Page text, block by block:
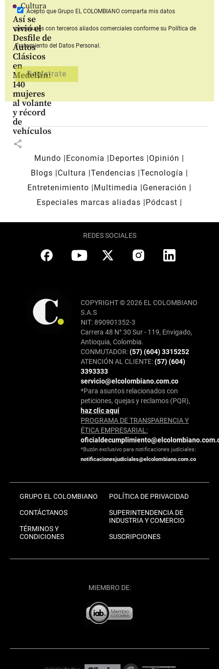
Cultura
Así se
vivió el
Desfile de
Autos
Clásicos
en
Medellín:
140
mujeres
al volante
y récord
de
vehículos
share
Acepto que Grupo EL COLOMBIANOcomparta mis datos
personales con terceros aliados comerciales conforme su Política de
Tratamiento del Datos Personal.
Mundo Economía Deportes
Opinión
Blogs
Cultura Tendencias Tecnología
Entretenimiento
Multimedia
Generación
Especiales marcas aliadas
Pódcast
REDES SOCIALES
COPYRIGHT © 2026 EL COLOMBIANO
S.A.S
NIT: 890901352-3
Carrera 48 N° 30 Sur - 119, Envigado,
Antioquia, Colombia.
CONMUTADOR:(57) (604) 3315252
ATENCIÓN AL CLIENTE:(57) (604)
3393333
servicio@elcolombiano.com.co
*Para asuntos relacionados con
peticiones, quejas y reclamos (PQR),
haz clic aquí
PROGRAMA DE TRANSPARENCIA Y
ÉTICA EMPRESARIAL:
*Buzón exclusivo para notificaciones judiciales:
notificacionesjudiciales@elcolombiano.com.co
GRUPO EL COLOMBIANO
CONTÁCTANOS
TÉRMINOS Y
CONDICIONES
POLÍTICA DE PRIVACIDAD
SUPERINTENDENCIA DE
INDUSTRIA Y COMERCIO
SUSCRIPCIONES
MIEMBRO DE: